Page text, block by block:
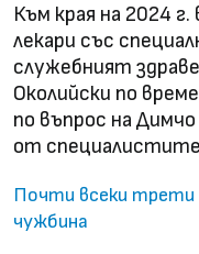
Към края на 2024
лекари със
служебният
Околийски по
по въпрос на
от специалистите
Почти всеки трети
чужбина